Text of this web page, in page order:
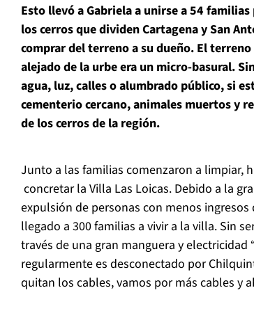
Esto llevó a Gabriela a unirse a 54
los cerros que dividen Cartagena y San
comprar del terreno a su dueño. El
alejado de la urbe era un micro-basural.
agua, luz, calles o alumbrado público, si
cementerio cercano, animales muertos y
de los cerros de la región.
Junto a las familias comenzaron a limpiar,
concretar la Villa Las Loicas. Debido a la
expulsión de personas con menos
llegado a 300 familias a vivir a la villa. Sin
través de una gran manguera y electricidad
regularmente es desconectado por
quitan los cables, vamos por más cables y